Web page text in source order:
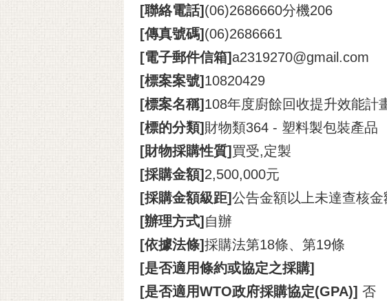
[聯絡電話] (06)2686660分機206
[傳真號碼] (06)2686661
[電子郵件信箱]a2319270@gmail.com
[標案案號] 10820429
[標案名稱] 108年度廚餘回收提升效能計
[標的分類] 財物類364 - 塑料製包裝產品
[財物採購性質] 買受,定製
[採購金額] 2,500,000元
[採購金額級距]公告金額以上未達查核金
[辦理方式] 自辦
[依據法條]採購法第18條、第19條
[是否適用條約或協定之採購]
[是否適用WTO政府採購協定(GPA)] 否